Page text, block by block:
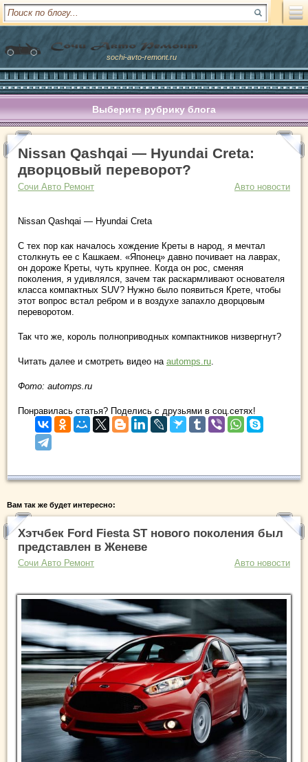
sochi-avto-remont.ru
Выберите рубрику блога
Nissan Qashqai — Hyundai Creta:
дворцовый переворот?
Сочи Авто Ремонт Авто новости
Nissan Qashqai — Hyundai Creta
С тех пор как началось хождение Креты в народ, я мечтал
столкнуть ее с Кашкаем. «Японец» давно почивает на лаврах,
он дороже Креты, чуть крупнее. Когда он рос, сменяя
поколения, я удивлялся, зачем так раскармливают основателя
класса компактных SUV? Нужно было появиться Крете, чтобы
этот вопрос встал ребром и в воздухе запахло дворцовым
переворотом.
Так что же, король полноприводных компактников низвергнут?
Читать далее и смотреть видео на automps.ru.
Фото: automps.ru
Понравилась статья? Поделись с друзьями в соц.сетях!
Вам так же будет интересно:
Хэтчбек Ford Fiesta ST нового поколения был
представлен в Женеве
Сочи Авто Ремонт Авто новости